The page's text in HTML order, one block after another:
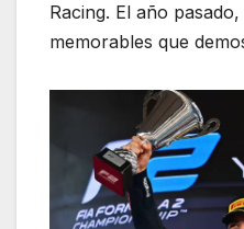
Racing. El año
memorables que